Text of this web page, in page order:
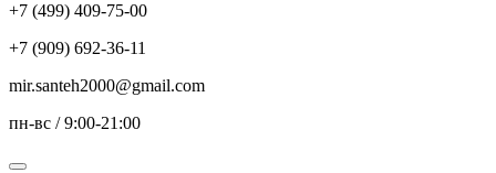
+7 (499) 409-75-00
+7 (909) 692-36-11
mir.santeh2000@gmail.com
пн-вс / 9:00-21:00